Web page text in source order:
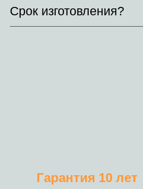
Срок изготовления?
Гарантия 10 лет